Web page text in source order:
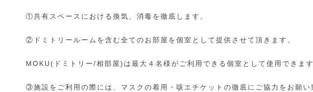
①共有スペースにおける換気、消毒を徹底します。
②ドミトリールームを含む全てのお部屋を個室として提供させて頂きます。
MOKU(ドミトリー/相部屋)は最大４名様がご利用できる個室として使用できま
③施設をご利用の際には、マスクの着用・咳エチケットの徹底にご協力をお願い